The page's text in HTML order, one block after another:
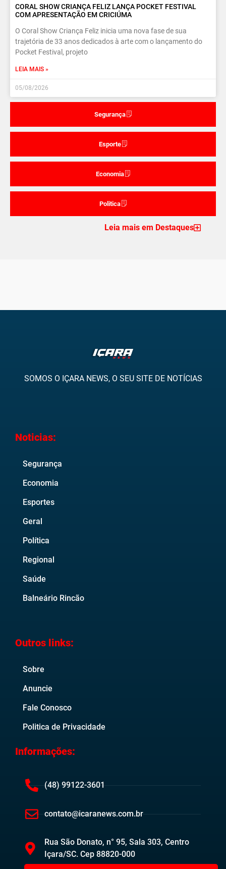
Segurança
Esporte
Economia
Politica
CORAL SHOW CRIANÇA FELIZ LANÇA POCKET FESTIVAL
COM APRESENTAÇÃO EM CRICIÚMA
O Coral Show Criança Feliz inicia uma nova fase de sua
trajetória de 33 anos dedicados à arte com o lançamento do
Pocket Festival, projeto
LEIA MAIS »
05/08/2026
Leia mais em Destaques
SOMOS O IÇARA NEWS, O SEU SITE DE NOTÍCIAS
Noticias:
Segurança
Economia
Esportes
Geral
Política
Regional
Saúde
Balneário Rincão
Outros links:
Sobre
Anuncie
Fale Conosco
Politica de Privacidade
Informações:
(48) 99122-3601
contato@icaranews.com.br
Rua São Donato, n° 95, Sala 303, Centro
Içara/SC. Cep 88820-000